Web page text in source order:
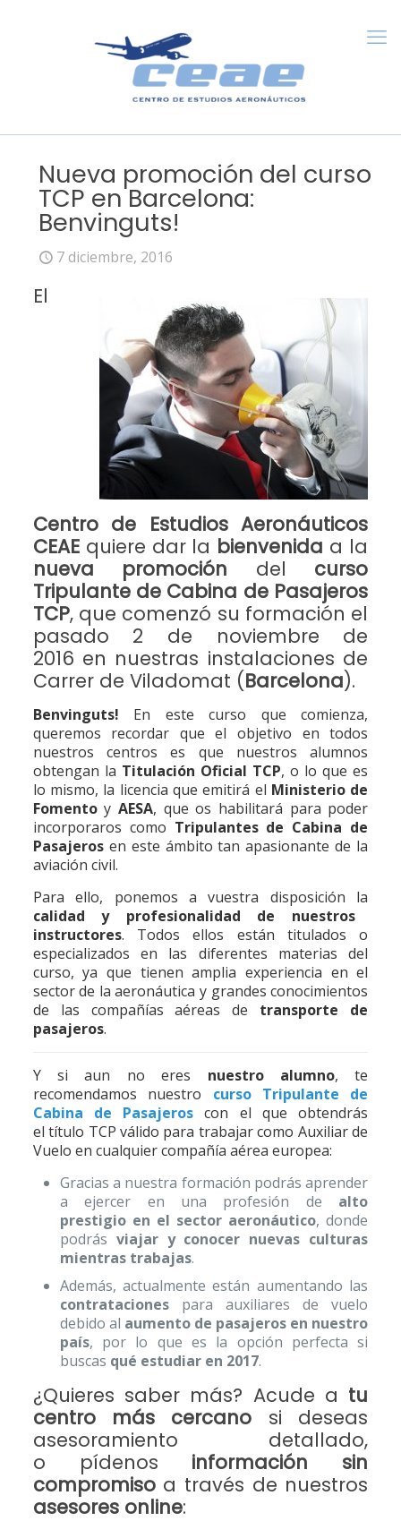
Nueva promoción del curso
TCP en Barcelona:
Benvinguts!
7 diciembre, 2016
El
Centro de Estudios Aeronáuticos
CEAEquiere dar la bienvenida a la
nueva promoción del curso
Tripulante de Cabina de Pasajeros
TCP, que comenzó su formación el
pasado 2 de noviembre de
2016 en nuestras instalaciones de
Carrer de Viladomat (Barcelona).
Benvinguts! En este curso que comienza,
queremos recordar que el objetivo en todos
nuestros centros es que nuestros alumnos
obtengan la Titulación Oficial TCP, o lo que es
lo mismo, la licencia que emitirá el Ministerio de
FomentoyAESA, que os habilitará para poder
incorporaros como Tripulantes de Cabina de
Pasajerosen este ámbito tan apasionante de la
aviación civil.
Para ello, ponemos a vuestra disposición la
calidad y profesionalidad de nuestros
instructores. Todos ellos están titulados o
especializados en las diferentes materias del
curso, ya que tienen amplia experiencia en el
sector de la aeronáutica y grandes conocimientos
de las compañías aéreas de transporte de
pasajeros.
Y si aun no eres nuestro alumno, te
recomendamos nuestro
curso Tripulante de
Cabina de Pasajeros con el que obtendrás
el título TCP válido para trabajar como Auxiliar de
Vuelo en cualquier compañía aérea europea:
Gracias a nuestra formación podrás aprender
a ejercer en una profesión de alto
prestigio en el sector aeronáutico, donde
podrás viajar y conocer nuevas culturas
mientras trabajas.
Además, actualmente están aumentando las
contratacionespara auxiliares de vuelo
debido al aumento de pasajeros en nuestro
país, por lo que es la opción perfecta si
buscas qué estudiar en 2017.
¿Quieres saber más? Acude a tu
centro más cercano si deseas
asesoramiento detallado,
o pídenos
información sin
compromisoa través de nuestros
asesores online: